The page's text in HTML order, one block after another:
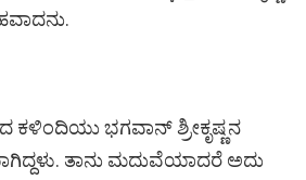
ಭಗವಾನ್‌ ಶ್ರೀಕೃಷ್ಣನ
ತಾನು ಮದುವೆಯಾದರೆ ಅದು